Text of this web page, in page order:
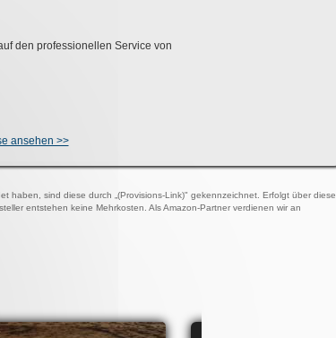
den professionellen Service von
ansehen >>
haben, sind diese durch „(Provisions-Link)" gekennzeichnet. Erfolgt über diese
entstehen keine Mehrkosten. Als Amazon-Partner verdienen wir an